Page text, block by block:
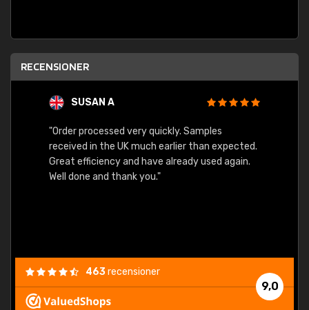
RECENSIONER
SUSAN A
"Order processed very quickly. Samples
received in the UK much earlier than expected.
Great efficiency and have already used again.
Well done and thank you."
9,0
463recensioner